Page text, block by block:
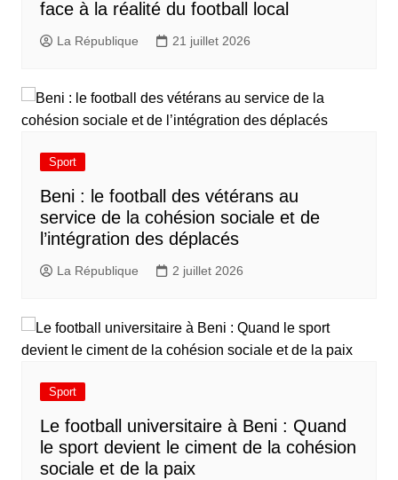
face à la réalité du football local
La République 21 juillet 2026
Sport
Beni : le football des vétérans au
service de la cohésion sociale et de
l’intégration des déplacés​
La République 2 juillet 2026
Sport
Le football universitaire à Beni : Quand
le sport devient le ciment de la cohésion
sociale et de la paix